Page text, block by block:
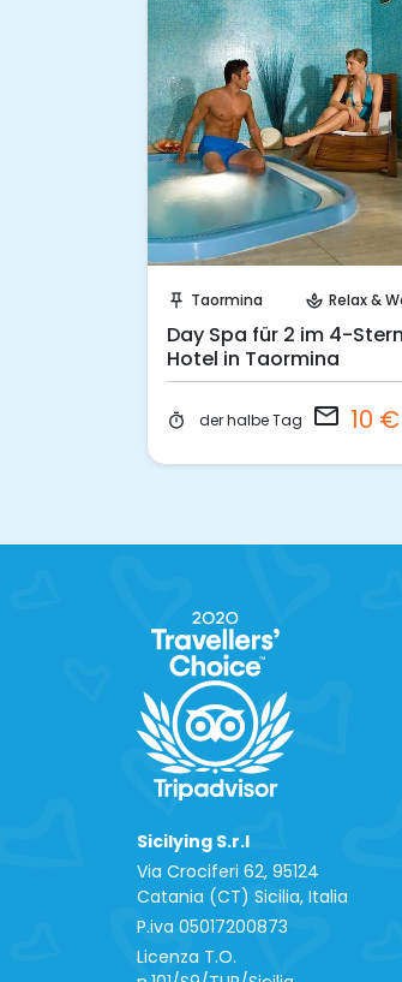
push_pin Taormina spa Relax &
Day Spa für 2 im 4-
Hotel in Taormina
timer der halbe Tag email 10 €
Sicilying S.r.l
Via Crociferi 62, 95124
Catania (CT) Sicilia, Italia
P.iva 0‍5017200873
Licenza T.O.